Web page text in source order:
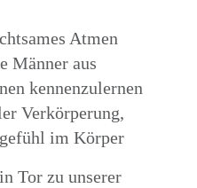
Atmen
Männer aus
kennenzulernen
Verkörperung,
im Körper
Tor zu unserer